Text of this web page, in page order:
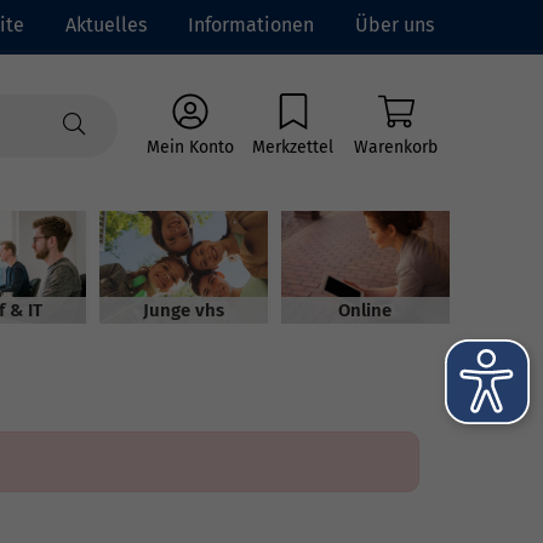
Aktuelles Informationen Über uns
Mein Konto Merkzettel Warenkorb
& IT Junge vhs Online